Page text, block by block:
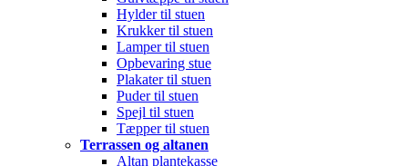
Hylder til stuen
Krukker til stuen
Lamper til stuen
Opbevaring stue
Plakater til stuen
Puder til stuen
Spejl til stuen
Tæpper til stuen
Terrassen og altanen
Altan plantekasse